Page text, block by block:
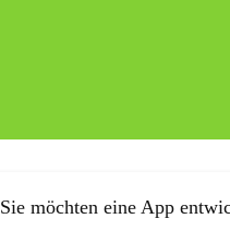
Sie möchten eine App